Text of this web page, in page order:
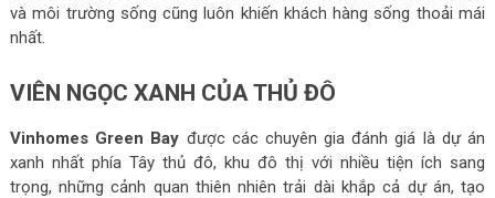
và môi trường sống cũng luôn khiến khách hàng sống thoải mái
nhất.
VIÊN NGỌC XANH CỦA THỦ ĐÔ
Vinhomes Green Bay được các chuyên gia đánh giá là dự án
xanh nhất phía Tây thủ đô, khu đô thị với nhiều tiện ích sang
trọng, những cảnh quan thiên nhiên trải dài khắp cả dự án, tạo